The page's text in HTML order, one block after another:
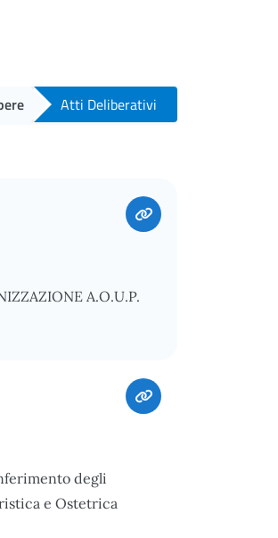
Atti Deliberativi
A.O.U.P.
degli
e Ostetrica